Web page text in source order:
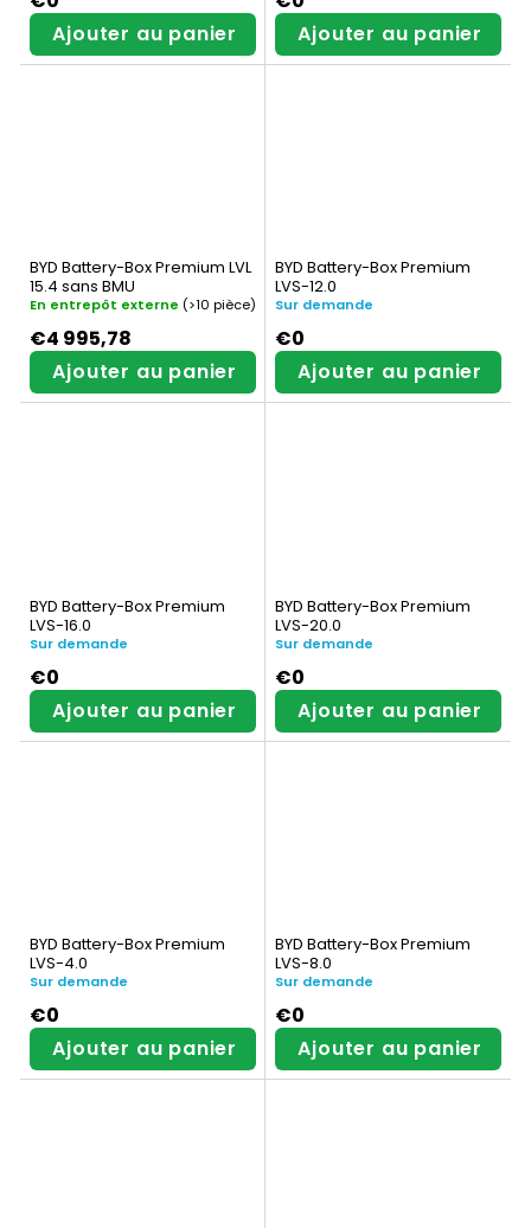
Ajouter au panier
Ajouter au panier
BYD Battery-Box Premium LVL
15.4 sans BMU
En entrepôt externe (>10 pièce)
€4 995,78
Ajouter au panier
BYD Battery-Box Premium
LVS-12.0
Sur demande
€0
Ajouter au panier
BYD Battery-Box Premium
LVS-16.0
Sur demande
€0
Ajouter au panier
BYD Battery-Box Premium
LVS-20.0
Sur demande
€0
Ajouter au panier
BYD Battery-Box Premium
LVS-4.0
Sur demande
€0
Ajouter au panier
BYD Battery-Box Premium
LVS-8.0
Sur demande
€0
Ajouter au panier